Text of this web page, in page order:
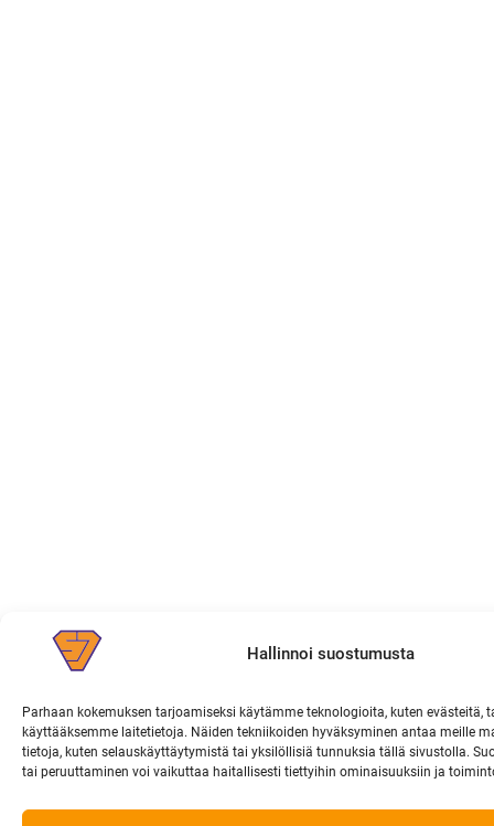
Hallinnoi suostumusta
Parhaan kokemuksen tarjoamiseksi käytämme teknologioita, kuten evästeitä,
käyttääksemme laitetietoja. Näiden tekniikoiden hyväksyminen antaa meille
tietoja, kuten selauskäyttäytymistä tai yksilöllisiä tunnuksia tällä sivustolla.
tai peruuttaminen voi vaikuttaa haitallisesti tiettyihin ominaisuuksiin ja